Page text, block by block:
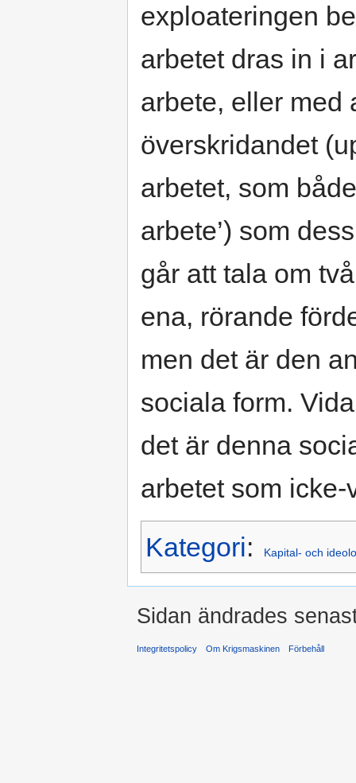
exploateringen
arbetet dras in i
arbete, eller med
överskridandet
arbetet, som
arbete’) som
går att tala om
ena, rörande
men det är den
sociala form.
det är denna
arbetet som icke-
Kategori: Kapital- och
Sidan ändrades
Integritetspolicy Om Krigsmaskinen Förbehåll